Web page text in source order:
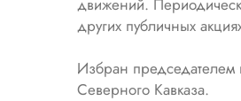
других публичных
Избран председателем
Северного Кавказа.